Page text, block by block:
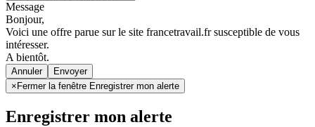
Message
Bonjour,
Voici une offre parue sur le site francetravail.fr susceptible de vous
intéresser.
A bientôt.
Annuler
× Fermer la fenêtre Enregistrer mon alerte
Enregistrer mon alerte